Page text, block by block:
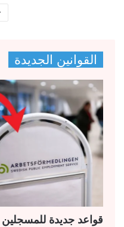
القوانين الجديدة
قواعد جديدة